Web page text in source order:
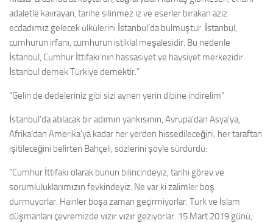
adaletle kavrayan, tarihe silinmez iz ve eserler bırakan aziz
ecdadımız gelecek ülkülerini İstanbul’da bulmuştur. İstanbul,
cumhurun irfanı, cumhurun istiklal meşalesidir. Bu nedenle
İstanbul, Cumhur İttifakı’nın hassasiyet ve haysiyet merkezidir.
İstanbul demek Türkiye demektir.”
“Gelin de dedeleriniz gibi sizi aynen yerin dibine indirelim”
İstanbul’da atılacak bir adımın yankısının, Avrupa’dan Asya’ya,
Afrika’dan Amerika’ya kadar her yerden hissedileceğini, her taraftan
işitileceğini belirten Bahçeli, sözlerini şöyle sürdürdü:
“Cumhur İttifakı olarak bunun bilincindeyiz, tarihi görev ve
sorumluluklarımızın fevkindeyiz. Ne var ki zalimler boş
durmuyorlar. Hainler boşa zaman geçirmiyorlar. Türk ve İslam
düşmanları çevremizde vızır vızır geziyorlar. 15 Mart 2019 günü,